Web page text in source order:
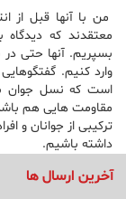
من با آنها قبل از
معتقدند که دیدگاه
بسپریم. آنها حتی
وارد کنیم.
است که نسل جوان
مقاومت هایی هم
ترکیبی از جوانان و
داشته باشیم.
شوراها اگر چه
آخرین ارسال ها